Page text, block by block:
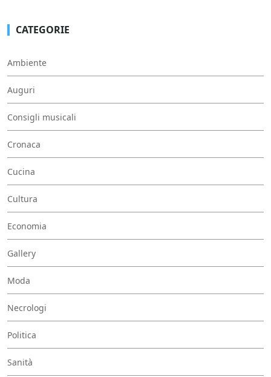
CATEGORIE
Ambiente
Auguri
Consigli musicali
Cronaca
Cucina
Cultura
Economia
Gallery
Moda
Necrologi
Politica
Sanità